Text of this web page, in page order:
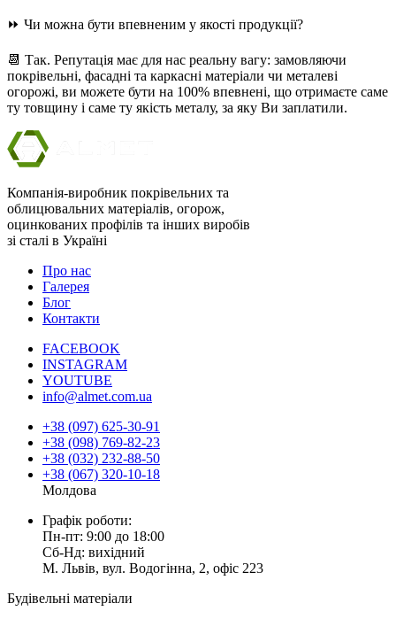
⏩ Чи можна бути впевненим у якості продукції?
📆 Так. Репутація має для нас реальну вагу: замовляючи
покрівельні, фасадні та каркасні матеріали чи металеві
огорожі, ви можете бути на 100% впевнені, що отримаєте саме
ту товщину і саме ту якість металу, за яку Ви заплатили.
Компанія-виробник покрівельних та
облицювальних матеріалів, огорож,
оцинкованих профілів та інших виробів
зі сталі в Україні
Про нас
Галерея
Блог
Контакти
FACEBOOK
INSTAGRAM
YOUTUBE
info@almet.com.ua
+38 (097) 625-30-91
+38 (098) 769-82-23
+38 (032) 232-88-50
+38 (067) 320-10-18
Молдова
Графік роботи:
Пн-пт: 9:00 до 18:00
Сб-Нд: вихідний
М. Львів, вул. Водогінна, 2, офіс 223
Будівельні матеріали